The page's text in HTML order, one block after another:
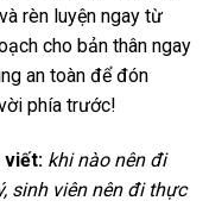
rèn luyện ngay từ
cho bản thân ngay
an toàn để đón
phía trước!
viết: khi nào nên đi
sinh viên nên đi thực